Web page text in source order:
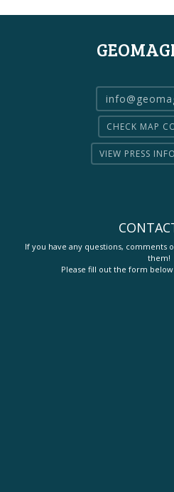
CHECK MAP
VIEW PRESS
If you have any questions, comments
them!
Please fill out the form